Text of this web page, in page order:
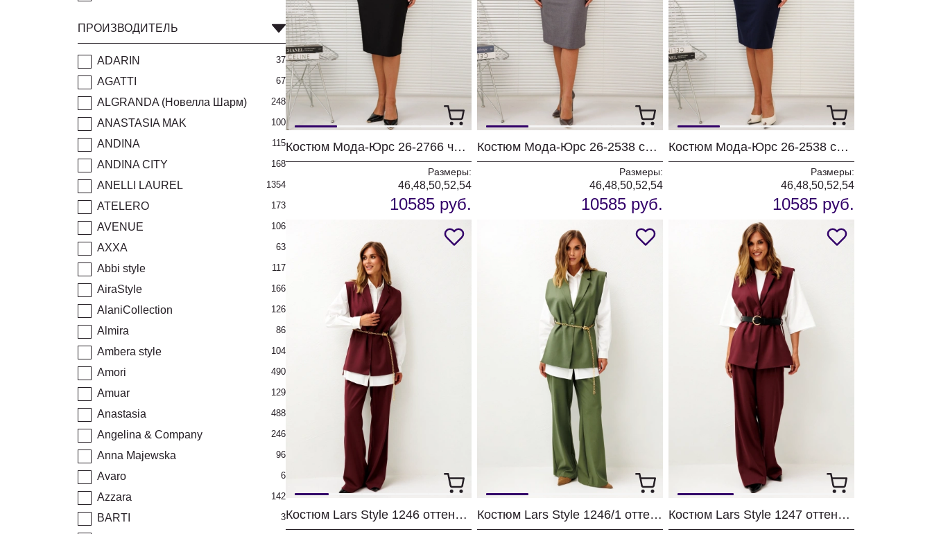
ПРОИЗВОДИТЕЛЬ
ADARIN 37
AGATTI 67
ALGRANDA (Новелла Шарм) 248
ANASTASIA MAK 100
ANDINA 115
ANDINA CITY 168
ANELLI LAUREL 1354
ATELERO 173
AVENUE 106
AXXA 63
Abbi style 117
AiraStyle 166
AlaniCollection 126
Almira 86
Ambera style 104
Amori 490
Amuar 129
Anastasia 488
Angelina & Company 246
Anna Majewska 96
Avaro 6
Azzara 142
BARTI 3
Костюм Мода-Юрс 26-2766 черный + цветы
Размеры:
46,48,50,52,54
10585 руб.
Костюм Мода-Юрс 26-2538 серый + цветы
Размеры:
46,48,50,52,54
10585 руб.
Костюм Мода-Юрс 26-2538 синий + крупный горох
Размеры:
46,48,50,52,54
10585 руб.
Костюм Lars Style 1246 оттенки бордо+молочного Костюм Lars Style 1246/1 оттенки хвои+молочного Костюм Lars Style 1247 оттенки бордо